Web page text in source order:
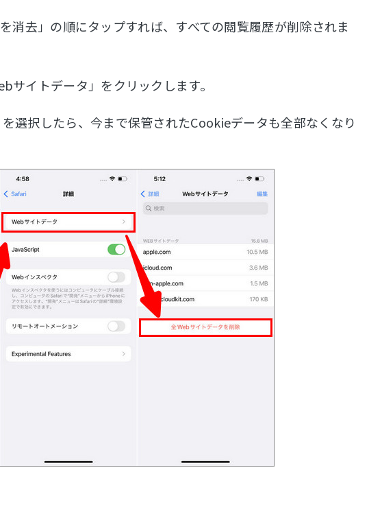
消去」の順にタップすれば、すべての閲覧履歴が削除されま
サイトデータ」をクリックします。
選択したら、今まで保管されたCookieデータも全部なくなり